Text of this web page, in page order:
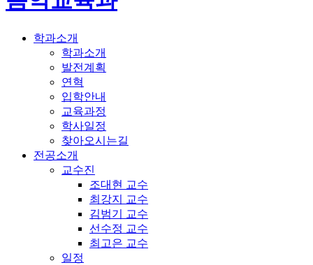
학과소개
학과소개
발전계획
연혁
입학안내
교육과정
학사일정
찾아오시는길
전공소개
교수진
조대현 교수
최강지 교수
김범기 교수
선수정 교수
최고은 교수
일정